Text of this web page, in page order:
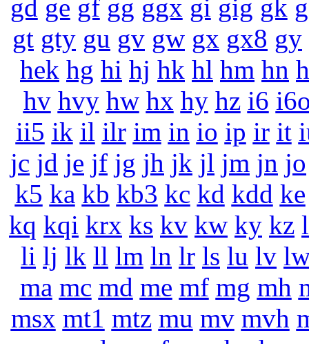
gd ge gf gg ggx gi gig gk
gt gty gu gv gw gx gx8 gy
hek hg hi hj hk hl hm hn
hv hvy hw hx hy hz i6
ii5 ik il ilr im in io ip ir it
jc jd je jf jg jh jk jl jm jn jo
k5 ka kb kb3 kc kd kdd ke
kq kqi krx ks kv kw ky kz
li lj lk ll lm ln lr ls lu lv
ma mc md me mf mg mh
msx mt1 mtz mu mv mvh